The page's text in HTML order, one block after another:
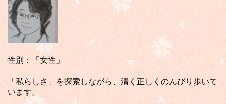
性別：「女性」
「私らしさ」を探索しながら、清く正しくのんびり歩いて
います。